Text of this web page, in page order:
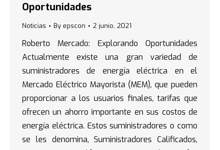
Oportunidades
Noticias By epscon 2 junio, 2021
Roberto Mercado: Explorando Oportunidades
Actualmente existe una gran variedad de
suministradores de energía eléctrica en el
Mercado Eléctrico Mayorista (MEM), que pueden
proporcionar a los usuarios finales, tarifas que
ofrecen un ahorro importante en sus costos de
energía eléctrica. Estos suministradores o como
se les denomina, Suministradores Calificados,